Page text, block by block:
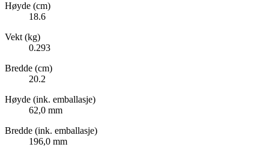
Høyde (cm)
18.6
Vekt (kg)
0.293
Bredde (cm)
20.2
Høyde (ink. emballasje)
62,0 mm
Bredde (ink. emballasje)
196,0 mm